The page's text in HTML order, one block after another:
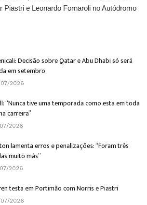
Piastri e Leonardo Fornaroli no Autódromo
Decisão sobre Qatar e Abu Dhabi só será
em setembro
2026
“Nunca tive uma temporada como esta em toda
carreira”
2026
lamenta erros e penalizações: “Foram três
muito más”
2026
testa em Portimão com Norris e Piastri
2026